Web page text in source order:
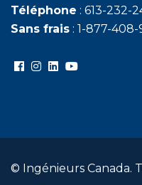
Téléphone : 613-232-
Sans frais : 1-877-408-
© Ingénieurs Canada.